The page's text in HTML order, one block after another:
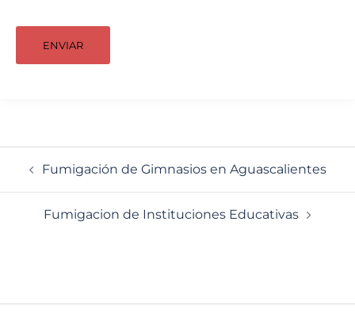
ENVIAR
Fumigación de Gimnasios en Aguascalientes
Fumigacion de Instituciones Educativas